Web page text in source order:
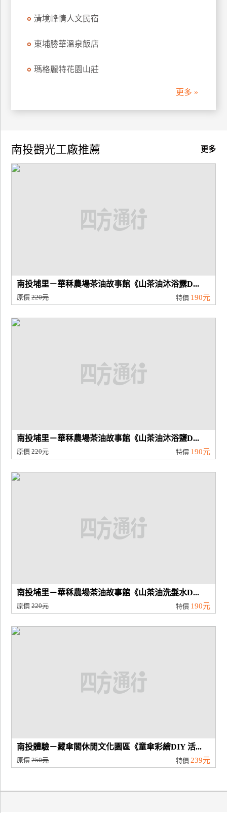
清境峰情人文民宿
東埔勝華溫泉飯店
瑪格麗特花園山莊
更多 »
更多
南投觀光工廠推薦
南投埔里－華秝農場茶油故事館《山茶油沐浴露D...
原價220元 特價 190元
南投埔里－華秝農場茶油故事館《山茶油沐浴鹽D...
原價220元 特價 190元
南投埔里－華秝農場茶油故事館《山茶油洗髮水D...
原價220元 特價 190元
南投體驗－藏傘閣休閒文化園區《童傘彩繪DIY 活...
原價250元 特價 239元